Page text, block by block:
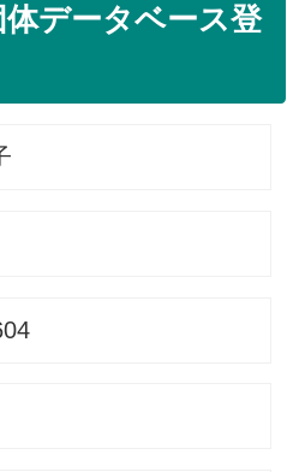
データベース登